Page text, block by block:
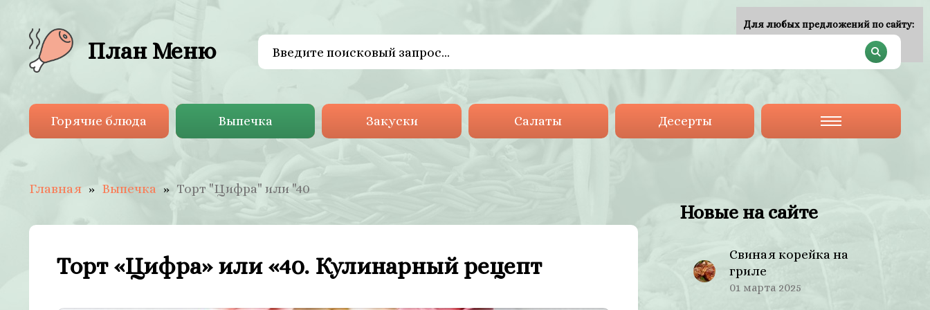
План Меню
Горячие блюда Выпечка Закуски Салаты Десерты
Главная Выпечка Торт "Цифра" или "40
Торт «Цифра» или «40. Кулинарный рецепт
Новые на сайте
Свиная корейка на
гриле
01 марта 2025
Для любых предложений по сайту: